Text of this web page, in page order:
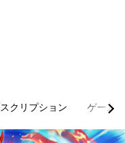
クリプション ゲーム